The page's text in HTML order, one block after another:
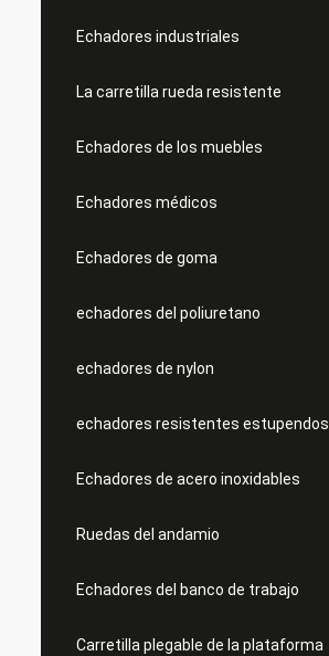
Echadores industriales
La carretilla rueda resistente
Echadores de los muebles
Echadores médicos
Echadores de goma
echadores del poliuretano
echadores de nylon
echadores resistentes estupendos
Echadores de acero inoxidables
Ruedas del andamio
Echadores del banco de trabajo
Carretilla plegable de la plataforma